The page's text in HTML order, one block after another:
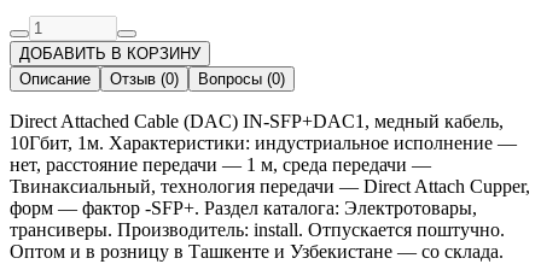
ДОБАВИТЬ В КОРЗИНУ
Описание
Отзыв (0) Вопросы (0)
Direct Attached Cable (DAC) IN-SFP+DAC1, медный кабель,
10Гбит, 1м. Характеристики: индустриальное исполнение —
нет, расстояние передачи — 1 м, среда передачи —
Твинаксиальный, технология передачи — Direct Attach Cupper,
форм — фактор -SFP+. Раздел каталога: Электротовары,
трансиверы. Производитель: install. Отпускается поштучно.
Оптом и в розницу в Ташкенте и Узбекистане — со склада.